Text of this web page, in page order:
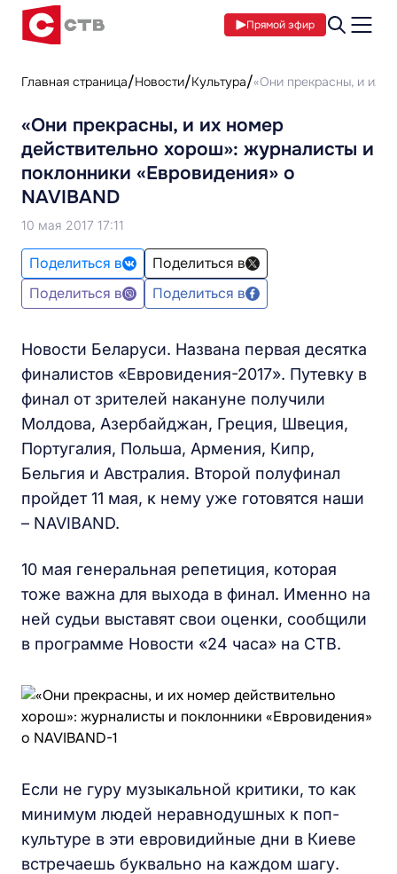
Прямой эфир
Главная страница Новости Культура «Они прекрасны, и их
«Они прекрасны, и их номер
действительно хорош»: журналисты и
поклонники «Евровидения» о
NAVIBAND
10 мая 2017 17:11
Поделиться в
Поделиться в
Поделиться в
Поделиться в
Новости Беларуси. Названа первая десятка
финалистов «Евровидения-2017». Путевку в
финал от зрителей накануне получили
Молдова, Азербайджан, Греция, Швеция,
Португалия, Польша, Армения, Кипр,
Бельгия и Австралия. Второй полуфинал
пройдет 11 мая, к нему уже готовятся наши
– NAVIBAND.
10 мая генеральная репетиция, которая
тоже важна для выхода в финал. Именно на
ней судьи выставят свои оценки, сообщили
в программе Новости «24 часа» на СТВ.
Если не гуру музыкальной критики, то как
минимум людей неравнодушных к поп-
культуре в эти евровидийные дни в Киеве
встречаешь буквально на каждом шагу.